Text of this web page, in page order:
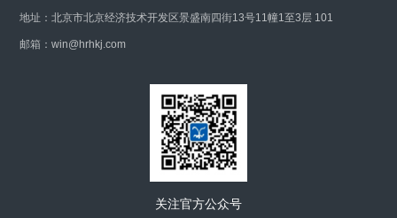
地址：北京市北京经济技术开发区景盛南四街13号11幢1至3层 101
邮箱：win@hrhkj.com
关注官方公众号